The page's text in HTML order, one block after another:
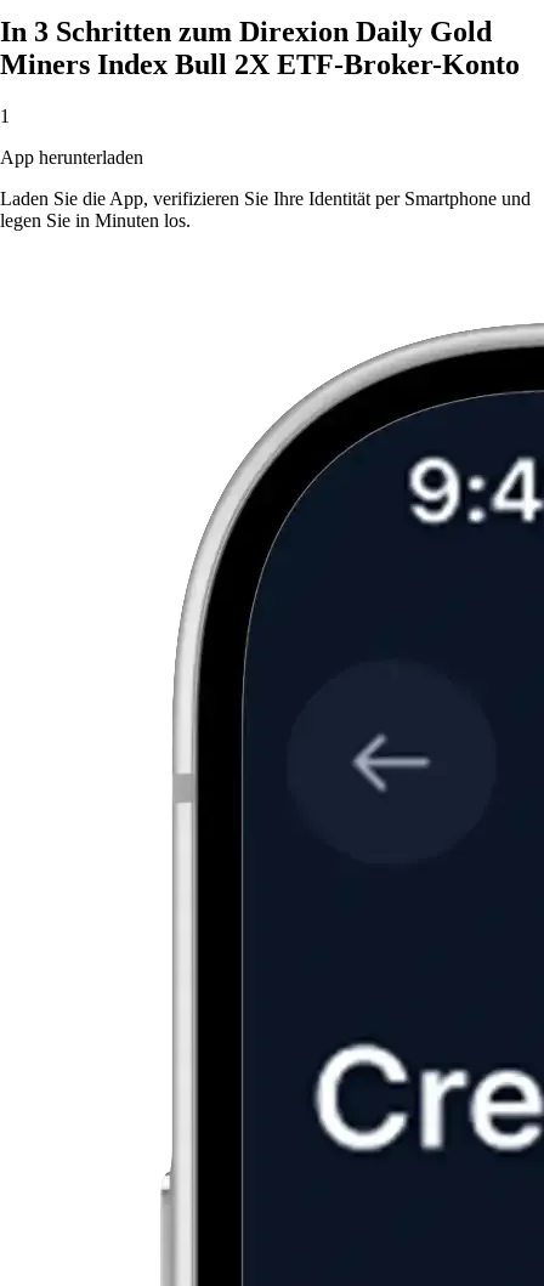
In 3 Schritten zum Direxion Daily Gold
Miners Index Bull 2X ETF-Broker-Konto
1
App herunterladen
Laden Sie die App, verifizieren Sie Ihre Identität per Smartphone und
legen Sie in Minuten los.